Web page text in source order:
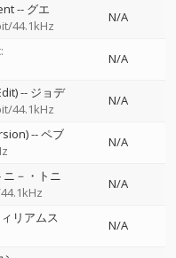
-- グエ
44.1kHz
N/A
N/A
-- ジョデ
44.1kHz
N/A
--ペブ
N/A
ニ－・トニ
N/A
リアムス
N/A